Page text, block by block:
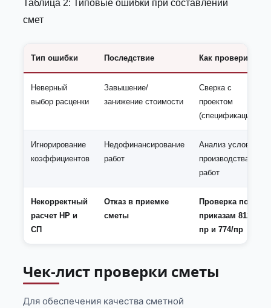
Таблица 2: Типовые ошибки при составлении
смет
Тип ошибки Последствие Как проверить
Неверный
выбор расценки
Завышение/
занижение стоимости
Сверка с
проектом
(спецификацией)
Игнорирование
коэффициентов
Недофинансирование
работ
Анализ условий
производства
работ
Некорректный
расчет НР и
СП
Отказ в приемке
сметы
Проверка по
приказам 812/
пр и 774/пр
Чек-лист проверки сметы
Для обеспечения качества сметной